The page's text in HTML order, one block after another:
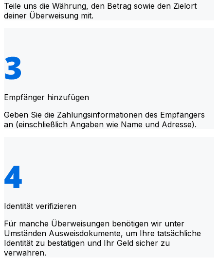
Teile uns die Währung, den Betrag sowie den Zielort
deiner Überweisung mit.
Empfänger hinzufügen
Geben Sie die Zahlungsinformationen des Empfängers
an (einschließlich Angaben wie Name und Adresse).
Identität verifizieren
Für manche Überweisungen benötigen wir unter
Umständen Ausweisdokumente, um Ihre tatsächliche
Identität zu bestätigen und Ihr Geld sicher zu
verwahren.